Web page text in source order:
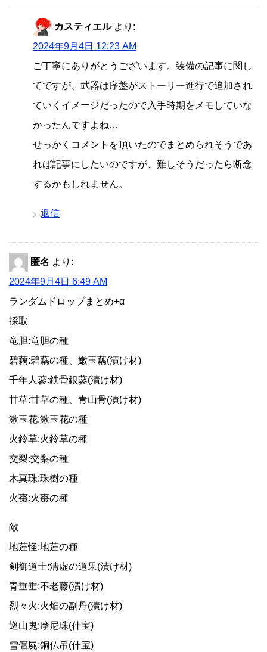
カスティエル より:
2024年9月4日 12:23 AM
ご丁寧にありがとうございます。装備の記事に関し
てですが、武器は序盤がストーリー進行で追加され
ていくイメージだったので入手時期をメモしていな
かったんですよね…
せっかくコメントを頂いたのでまとめられそうであ
れば記事にしたいのですが、難しそうだったら断念
するかもしれません。
返信
匿名 より:
2024年9月4日 6:49 AM
ランダムドロップまとめ+α
採取
竜胆:竜胆の種
碧藕:碧藕の種、嫩玉藕(漬け材)
千年人蔘:鉄骨銀蔘(漬け材)
甘草:甘草の種、青山骨(漬け材)
漱玉花:漱玉花の種
火鈴草:火鈴草の種
交梨:交梨の種
木真珠:珠樹の種
火棗:火棗の種
敵
地蓮怪:地蓮の種
剣御道士:清虚の道果(漬け材)
青垂垂:不老藤(漬け材)
烈々火:火焔の副丹(漬け材)
巡山鬼:摩尼珠(什宝)
雪僵屍:銅仏吊(什宝)